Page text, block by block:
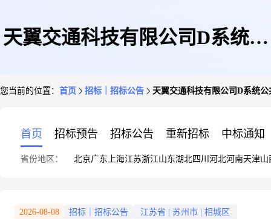
天翼交通科技有限公司D系统公
您当前的位置： 首页 招标｜招标公告 天翼交通科技有限公司D系统
首页 招标预告 招标公告 重新招标 中标通知
省份地区： 北京广东 上海江苏浙江山东湖北四川 河北河南天津山
2026-08-08 招标｜招标公告 江苏省 苏州市 相城区